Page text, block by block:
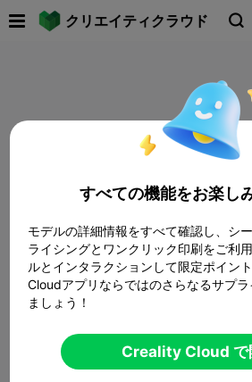
クリエイティクラウド 
すべての機能をお楽し
モデルの詳細情報をすべて確認し、シ
ライシングとワンクリック印刷をご利
ルとインタラクションして限定ポイン
Cloudアプリならではのさらなるサプ
ましょう！
Creality Cloud で